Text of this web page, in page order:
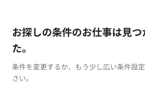
お探しの条件のお仕事は見
た。
条件を変更するか、もう少し広い条件設
さい。